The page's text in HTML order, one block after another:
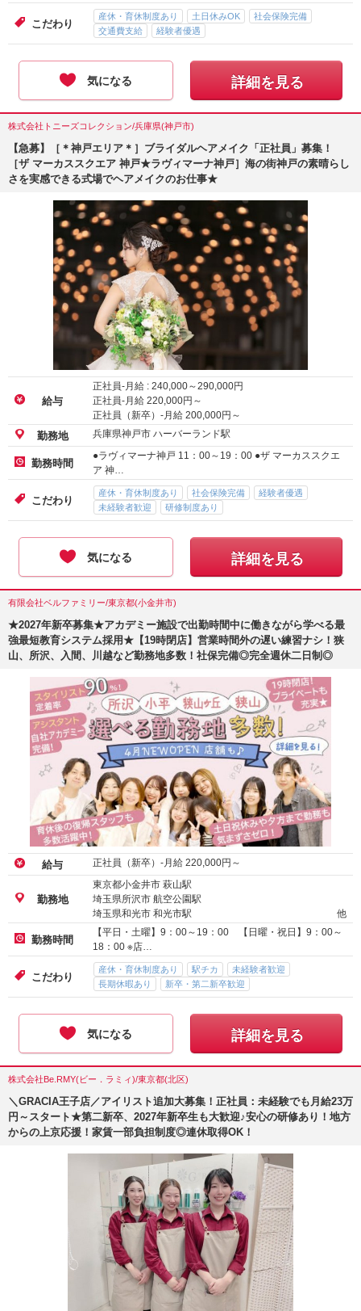
こだわり
産休・育休制度あり 土日休みOK
社会保険完備
交通費支給
経験者優遇
気になる 詳細を見る
株式会社トニーズコレクション/兵庫県(神戸市)
【急募】［＊神戸エリア＊］ブライダルヘアメイク「正社員」募集！
［ザ マーカススクエア 神戸★ラヴィマーナ神戸］海の街神戸の素晴らし
さを実感できる式場でヘアメイクのお仕事★
給与
正社員-月給 : 240,000～290,000円
正社員-月給 220,000円～
正社員（新卒）-月給 200,000円～
勤務地 兵庫県神戸市 ハーバーランド駅
勤務時間
●ラヴィマーナ神戸 11：00～19：00 ●ザ マーカススクエ
ア 神…
こだわり
産休・育休制度あり 社会保険完備
経験者優遇
未経験者歓迎
研修制度あり
気になる 詳細を見る
有限会社ベルファミリー/東京都(小金井市)
★2027年新卒募集★アカデミー施設で出勤時間中に働きながら学べる最
強最短教育システム採用★【19時閉店】営業時間外の遅い練習ナシ！狭
山、所沢、入間、川越など勤務地多数！社保完備◎完全週休二日制◎
給与 正社員（新卒）-月給 220,000円～
勤務地
東京都小金井市 萩山駅
埼玉県所沢市 航空公園駅
埼玉県和光市 和光市駅
他
勤務時間
【平日・土曜】9：00～19：00 【日曜・祝日】9：00～
18：00 ※店…
こだわり
産休・育休制度あり 駅チカ
未経験者歓迎
長期休暇あり
新卒・第二新卒歓迎
気になる 詳細を見る
株式会社Be.RMY(ビー．ラミィ)/東京都(北区)
＼GRACIA王子店／アイリスト追加大募集！正社員：未経験でも月給23万
円～スタート★第二新卒、2027年新卒生も大歓迎♪安心の研修あり！地方
からの上京応援！家賃一部負担制度◎連休取得OK！